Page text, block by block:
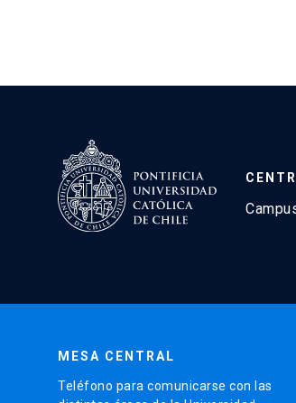
MESA CENTRAL
Teléfono para comunicarse con las